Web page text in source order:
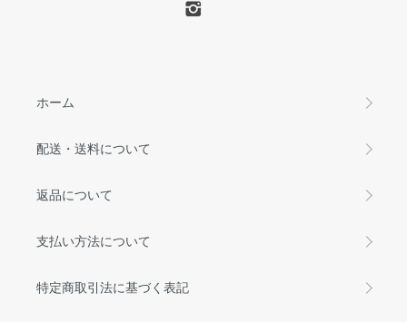
ホーム
配送・送料について
返品について
支払い方法について
特定商取引法に基づく表記